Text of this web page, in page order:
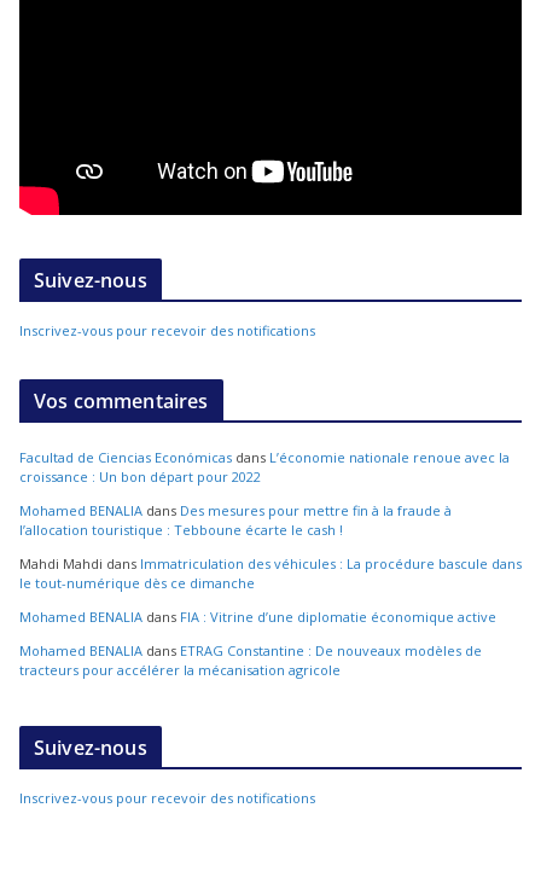
Suivez-nous
Inscrivez-vous pour recevoir des notifications
Vos commentaires
Facultad de Ciencias Económicas dans L’économie nationale renoue avec la
croissance : Un bon départ pour 2022
Mohamed BENALIA dans Des mesures pour mettre fin à la fraude à
l’allocation touristique : Tebboune écarte le cash !
Mahdi Mahdi dans Immatriculation des véhicules : La procédure bascule dans
le tout-numérique dès ce dimanche
Mohamed BENALIA dans FIA : Vitrine d’une diplomatie économique active
Mohamed BENALIA dans ETRAG Constantine : De nouveaux modèles de
tracteurs pour accélérer la mécanisation agricole
Suivez-nous
Inscrivez-vous pour recevoir des notifications